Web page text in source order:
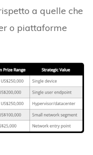
a quelle che
o piattaforme